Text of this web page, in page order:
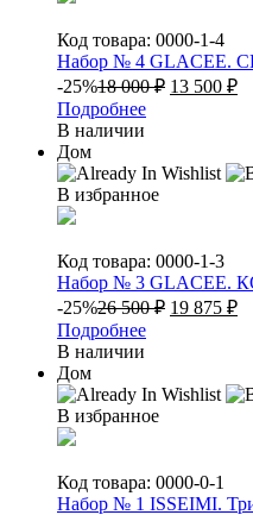
Код товара: 0000-1-4
Набор № 4 GLACEE.
-25%18 000₽ 13 500 ₽
Подробнее
В наличии
Дом
В избранное
Код товара: 0000-1-3
Набор № 3 GLACEE.
-25%26 500₽ 19 875 ₽
Подробнее
В наличии
Дом
В избранное
Код товара: 0000-0-1
Набор № 1 ISSEIMI.